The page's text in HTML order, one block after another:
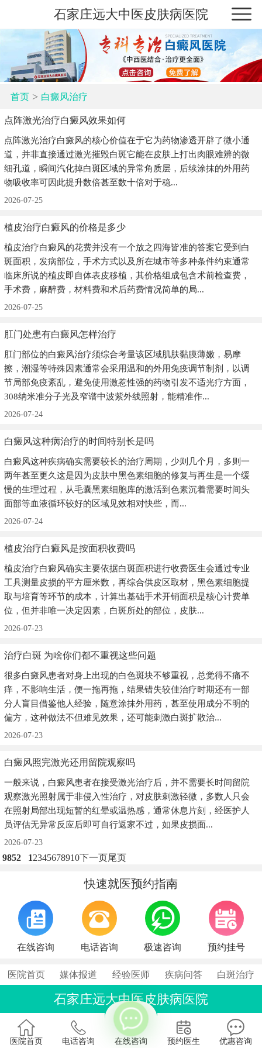
石家庄远大中医皮肤病医院
首页> 白癜风治疗
点阵激光治疗白癜风效果如何
点阵激光治疗白癜风的核心价值在于它为药物渗透开辟了微小通
道，并非直接通过激光摧毁白斑它能在皮肤上打出肉眼难辨的微
细孔道，瞬间汽化掉白斑区域的异常角质层，后续涂抹的外用药
物吸收率可因此提升数倍甚至数十倍对于稳...
2026-07-25
植皮治疗白癜风的价格是多少
植皮治疗白癜风的花费并没有一个放之四海皆准的答案它受到白
斑面积，发病部位，手术方式以及所在城市等多种条件约束通常
临床所说的植皮即自体表皮移植，其价格组成包含术前检查费，
手术费，麻醉费，材料费和术后药费情况简单的局...
2026-07-25
肛门处患有白癜风怎样治疗
肛门部位的白癜风治疗须综合考量该区域肌肤黏膜薄嫩，易摩
擦，潮湿等特殊因素通常会采用温和的外用免疫调节制剂，以调
节局部免疫紊乱，避免使用激惹性强的药物引发不适光疗方面，
308纳米准分子光及窄谱中波紫外线照射，能精准作...
2026-07-24
白癜风这种病治疗的时间特别长是吗
白癜风这种疾病确实需要较长的治疗周期，少则几个月，多则一
两年甚至更久这是因为皮肤中黑色素细胞的修复与再生是一个缓
慢的生理过程，从毛囊黑素细胞库的激活到色素沉着需要时间头
面部等血液循环较好的区域见效相对快些，而...
2026-07-24
植皮治疗白癜风是按面积收费吗
植皮治疗白癜风确实主要依据白斑面积进行收费医生会通过专业
工具测量皮损的平方厘米数，再综合供皮区取材，黑色素细胞提
取与培育等环节的成本，计算出基础手术开销面积是核心计费单
位，但并非唯一决定因素，白斑所处的部位，皮肤...
2026-07-23
治疗白斑 为啥你们都不重视这些问题
很多白癜风患者对身上出现的白色斑块不够重视，总觉得不痛不
痒，不影响生活，便一拖再拖，结果错失较佳治疗时期还有一部
分人盲目借鉴他人经验，随意涂抹外用药，甚至使用成分不明的
偏方，这种做法不但难见效果，还可能刺激白斑扩散治...
2026-07-23
白癜风照完激光还用留院观察吗
一般来说，白癜风患者在接受激光治疗后，并不需要长时间留院
观察激光照射属于非侵入性治疗，对皮肤刺激轻微，多数人只会
在照射局部出现短暂的红晕或温热感，通常休息片刻，经医护人
员评估无异常反应后即可自行返家不过，如果皮损面...
2026-07-23
9852 12345678910下一页尾页
快速就医预约指南
在线咨询 电话咨询 极速咨询 预约挂号
医院首页 媒体报道 经验医师 疾病问答 白斑治疗
石家庄远大中医皮肤病医院
联系电话：0311-86990555
石家庄桥西区裕华东路7号
医院首页 电话咨询 在线咨询
方便加一下助理微信吗，后续有问题我好及时问。
预约医生 优惠咨询